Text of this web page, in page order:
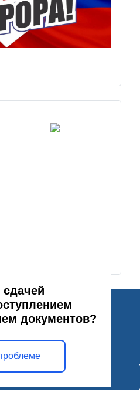
Next
документов?
многопрофильный
Все права защищены.